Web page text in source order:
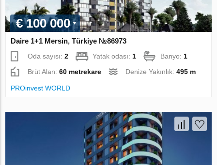
€ 100 000
Daire 1+1 Mersin, Türkiye №86973
Oda sayısı:2 Yatak odası: 1 Banyo: 1
Brüt Alan:60 metrekare Denize Yakınlık:495 m
PROinvest WORLD